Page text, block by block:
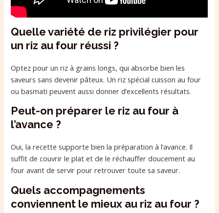
Quelle variété de riz privilégier pour
un riz au four réussi ?
Optez pour un riz à grains longs, qui absorbe bien les
saveurs sans devenir pâteux. Un riz spécial cuisson au four
ou basmati peuvent aussi donner d’excellents résultats.
Peut-on préparer le riz au four à
l’avance ?
Oui, la recette supporte bien la préparation à l’avance. Il
suffit de couvrir le plat et de le réchauffer doucement au
four avant de servir pour retrouver toute sa saveur.
Quels accompagnements
conviennent le mieux au riz au four ?